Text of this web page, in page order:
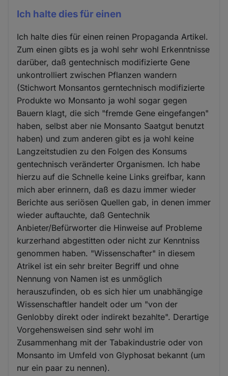
Ich halte dies für einen
Ich halte dies für einen reinen Propaganda Artikel.
Zum einen gibts es ja wohl sehr wohl Erkenntnisse
darüber, daß gentechnisch modifizierte Gene
unkontrolliert zwischen Pflanzen wandern
(Stichwort Monsantos gerntechnisch modifizierte
Produkte wo Monsanto ja wohl sogar gegen
Bauern klagt, die sich "fremde Gene eingefangen"
haben, selbst aber nie Monsanto Saatgut benutzt
haben) und zum anderen gibt es ja wohl keine
Langzeitstudien zu den Folgen des Konsums
gentechnisch veränderter Organismen. Ich habe
hierzu auf die Schnelle keine Links greifbar, kann
mich aber erinnern, daß es dazu immer wieder
Berichte aus seriösen Quellen gab, in denen immer
wieder auftauchte, daß Gentechnik
Anbieter/Befürworter die Hinweise auf Probleme
kurzerhand abgestitten oder nicht zur Kenntniss
genommen haben. "Wissenschafter" in diesem
Atrikel ist ein sehr breiter Begriff und ohne
Nennung von Namen ist es unmöglich
herauszufinden, ob es sich hier um unabhängige
Wissenschaftler handelt oder um "von der
Genlobby direkt oder indirekt bezahlte". Derartige
Vorgehensweisen sind sehr wohl im
Zusammenhang mit der Tabakindustrie oder von
Monsanto im Umfeld von Glyphosat bekannt (um
nur ein paar zu nennen).